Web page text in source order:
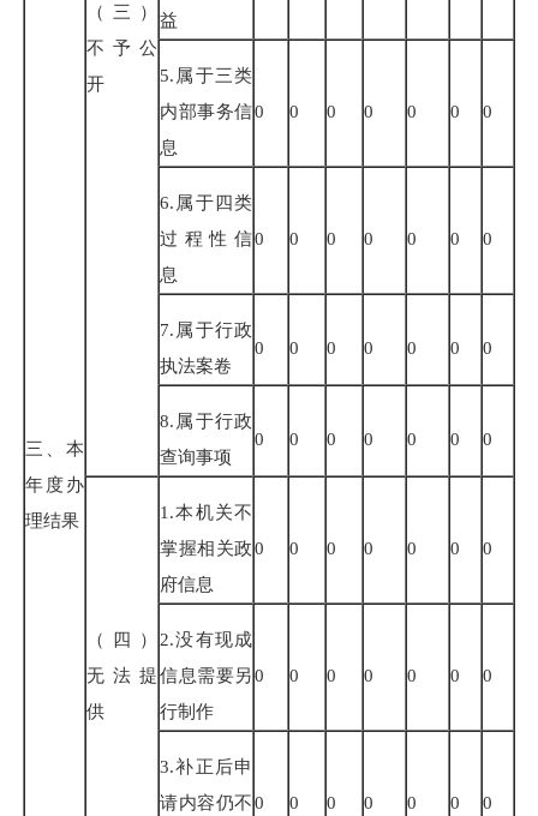
三、本
年度办
理结果
（三）
不予公
开
益
5. 属于三类
内部事务信
息
0 0 0 0 0 0 0
6. 属于四类
过程性信
息
0 0 0 0 0 0 0
7. 属于行政
执法案卷
0 0 0 0 0 0 0
8. 属于行政
查询事项
0 0 0 0 0 0 0
（四）
无法提
供
1.本机关不
掌握相关政
府信息
0 0 0 0 0 0 0
2.没有现成
信息需要另
行制作
0 0 0 0 0 0 0
3.补正后申
请内容仍不0 0 0 0 0 0 0